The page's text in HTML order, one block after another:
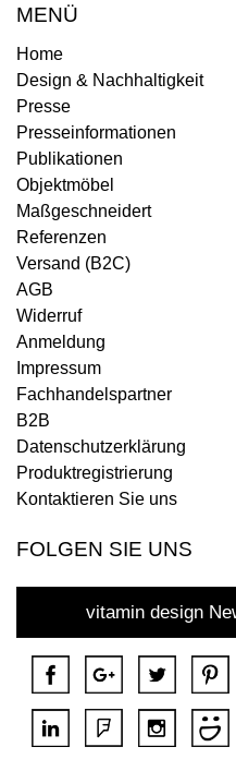
MENÜ
Home
Design & Nachhaltigkeit
Presse
Presseinformationen
Publikationen
Objektmöbel
Maßgeschneidert
Referenzen
Versand (B2C)
AGB
Widerruf
Anmeldung
Impressum
Fachhandelspartner
B2B
Datenschutzerklärung
Produktregistrierung
Kontaktieren Sie uns
FOLGEN SIE UNS
vitamin design